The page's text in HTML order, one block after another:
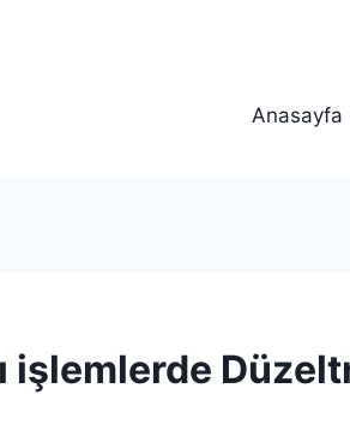
Anasayfa
işlemlerde